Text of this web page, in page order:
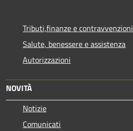
Tributi,finanze e contravvenzioni
Salute, benessere e assistenza
Autorizzazioni
NOVITÀ
Notizie
Comunicati